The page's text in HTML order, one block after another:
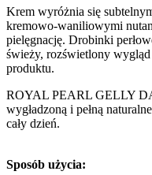
Krem wyróżnia się
kremowo-waniliowymi
pielęgnację. Drobinki
świeży, rozświetlony
produktu.
ROYAL PEARL GELLY
wygładzoną i pełną
cały dzień.
Sposób użycia: